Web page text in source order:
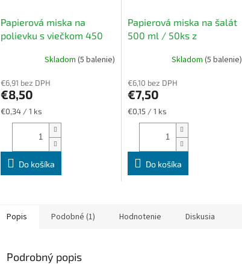
Papierová miska na
polievku s viečkom 450
papiera vhodná pre
polievok
Skladom (5 balenie)
€6,91 bez DPH
€8,50
Jednotková
cena:
€0,34 / 1 ks
Do košíka
Papierová miska na šalát
500 ml / 50ks z
Skladom (5 balenie)
€6,10 bez DPH
€7,50
Jednotková
cena:
€0,15 / 1 ks
Do košíka
Popis Podobné (1) Hodnotenie Diskusia
Podrobný popis